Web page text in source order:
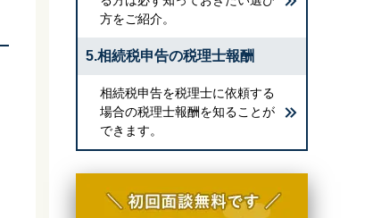
方をご紹介。
5.相続税申告の税理士報酬
相続税申告を税理士に依頼する
場合の税理士報酬を知ることが
できます。